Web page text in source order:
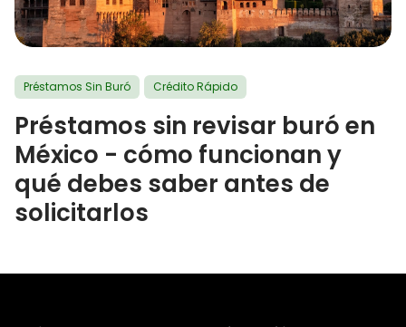
Préstamos Sin Buró Crédito Rápido
Préstamos sin revisar buró en
México - cómo funcionan y
qué debes saber antes de
solicitarlos